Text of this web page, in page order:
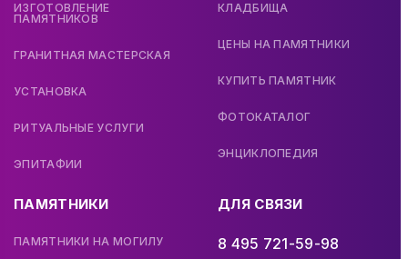
ИЗГОТОВЛЕНИЕ
ПАМЯТНИКОВ
ГРАНИТНАЯ МАСТЕРСКАЯ
УСТАНОВКА
РИТУАЛЬНЫЕ УСЛУГИ
ЭПИТАФИИ
КЛАДБИЩА
ЦЕНЫ НА ПАМЯТНИКИ
КУПИТЬ ПАМЯТНИК
ФОТОКАТАЛОГ
ЭНЦИКЛОПЕДИЯ
ПАМЯТНИКИ
ПАМЯТНИКИ НА МОГИЛУ
ДЛЯ СВЯЗИ
8 495 721-59-98